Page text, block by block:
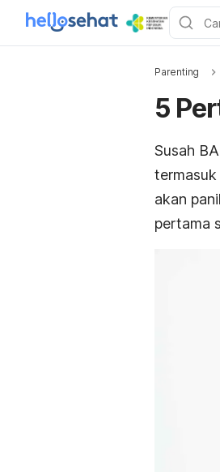
Parenting
5
Susah
akan
pertama